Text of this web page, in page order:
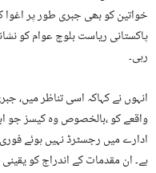
خواتین کو بھی جبری طور پر اغوا
پاکستانی ریاست بلوچ عوام کو
رہی۔
انہوں نے کہاکہ اسی تناظر میں،
واقعے کو ،بالخصوص وہ کیسز جو
ادارے میں رجسٹرڈ نہیں ہوئے
ہے۔ ان مقدمات کے اندراج کو یقینی